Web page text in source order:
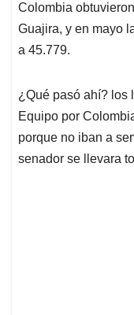
A
p
p
o
o
k
d
I
Colombia
Guajira, y en mayo
a 45.779.
¿Qué pasó ahí? los
Equipo por
porque no iban a
senador se llevara